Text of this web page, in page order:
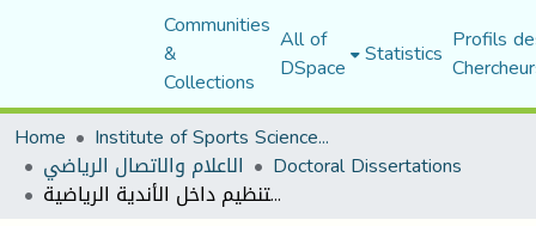
Communities
&
Collections
All of
DSpace Statistics Profils
Home
Institute of Sports Sciences and Techniques
الاعلام والاتصال الرياضي Doctoral Dissertations
الاتصال التنظيمي ودوره في إنجاح وظيفتي التخطيط والتنظيم داخل الأندية الرياضية